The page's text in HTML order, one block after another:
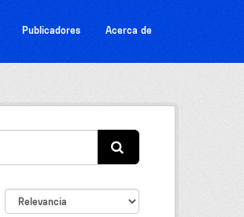
Publicadores Acerca de